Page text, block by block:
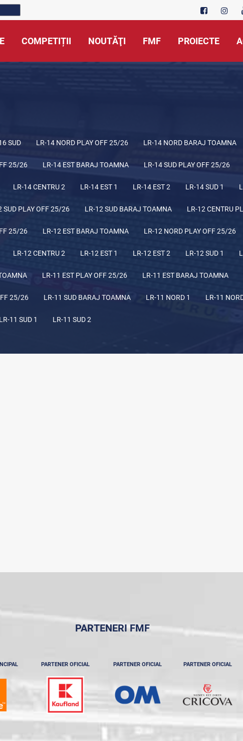
COMPETIȚII NOUTĂŢI FMF PROIECTE
SUD LR-14 NORD PLAY OFF 25/26 LR-14 NORD BARAJ TOAMNA
25/26 LR-14 EST BARAJ TOAMNA LR-14 SUD PLAY OFF 25/26
LR-14 CENTRU 2 LR-14 EST 1 LR-14 EST 2 LR-14 SUD 1
SUD PLAY OFF 25/26 LR-12 SUD BARAJ TOAMNA LR-12 CENTRU
25/26 LR-12 EST BARAJ TOAMNA LR-12 NORD PLAY OFF 25/26
LR-12 CENTRU 2 LR-12 EST 1 LR-12 EST 2 LR-12 SUD 1
LR-11 EST PLAY OFF 25/26 LR-11 EST BARAJ TOAMNA
25/26 LR-11 SUD BARAJ TOAMNA LR-11 NORD 1 LR-11
11 SUD 1 LR-11 SUD 2
PARTENERI FMF
PARTENER OFICIAL PARTENER OFICIAL PARTENER OFICIAL